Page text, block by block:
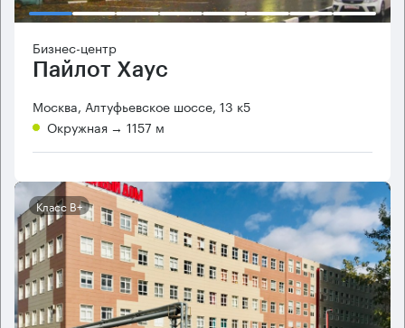
Бизнес-центр
Пайлот Хаус
Москва, Алтуфьевское шоссе, 13 к5
Окружная → 1157 м
Класс B+